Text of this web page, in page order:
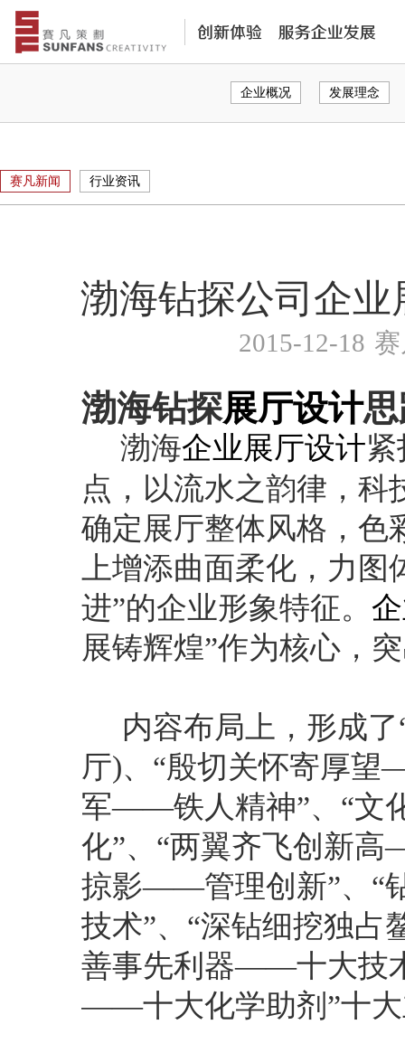
企业概况 发展理念
赛凡新闻 行业资讯
渤海钻探公司企
2015-12-18
渤海钻探展厅设计
渤海企业展厅设计
点，以流水之韵律，科
确定展厅整体风格，色
上增添曲面柔化，力
进”的企业形象特征。
展铸辉煌”作为核心，
内容布局上，形成
厅)、“殷切关怀寄厚
军——铁人精神”、“文
化”、“两翼齐飞创新
掠影——管理创新”、“
技术”、“深钻细挖独
善事先利器——十大技
——十大化学助剂”十大